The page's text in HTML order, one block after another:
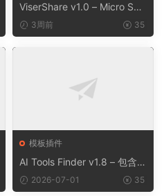
ViserShare v1.0 – Micro Sha
re Trading And Prediction Pl
atform | Share Market
3周前 35
模板插件
AI Tools Finder v1.8 – 包含 5
000 多种工具、订阅、广告
和联盟营销的自动抓取 AI 目
2026-07-01 35